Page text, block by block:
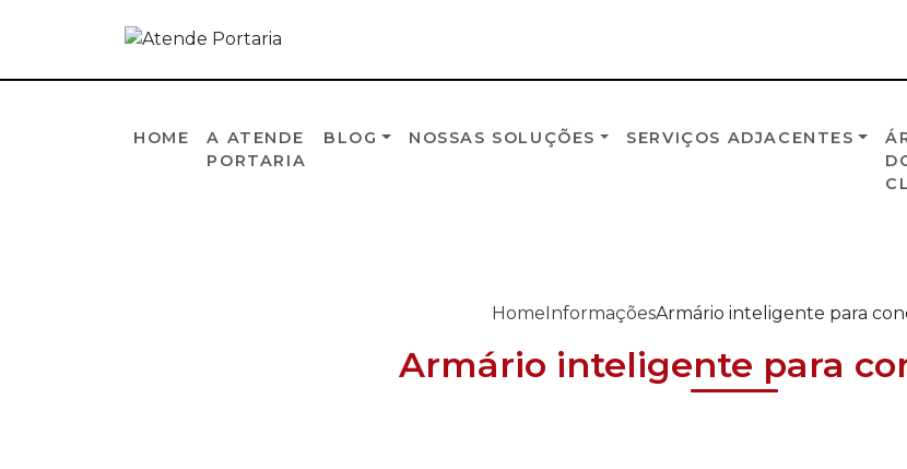
HOME
A ATENDE
PORTARIA
BLOG NOSSAS SOLUÇÕES SERVIÇOS ADJACENTES
HomeInformaçõesArmário inteligente para
Armário inteligente para